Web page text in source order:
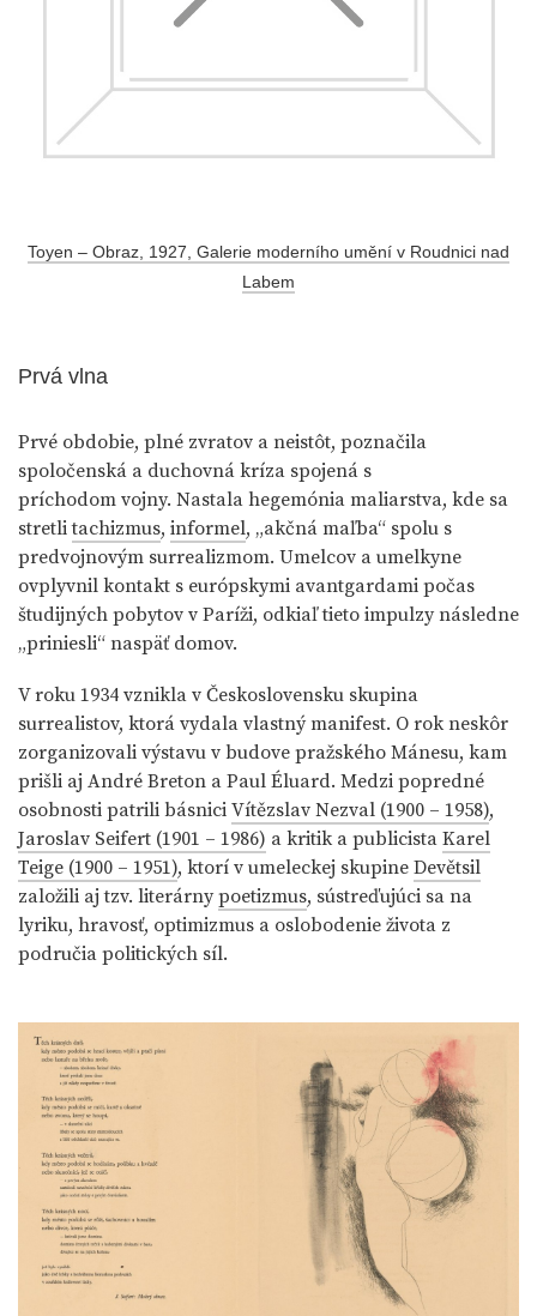
Toyen – Obraz, 1927, Galerie moderního umění v Roudnici nad
Labem
Prvá vlna
Prvé obdobie, plné zvratov a neistôt, poznačila
spoločenská a duchovná kríza spojená s
príchodom vojny. Nastala hegemónia maliarstva, kde sa
stretlitachizmus, informel, „akčná maľba“ spolu s
predvojnovým surrealizmom. Umelcov a umelkyne
ovplyvnil kontakt s európskymi avantgardami počas
študijných pobytov v Paríži, odkiaľ tieto impulzy následne
„priniesli“ naspäť domov.
V roku 1934 vznikla v Československu skupina
surrealistov, ktorá vydala vlastný manifest. O rok neskôr
zorganizovali výstavu v budove pražského Mánesu, kam
prišli aj André Breton a Paul Éluard. Medzi popredné
osobnosti patrili básnici Vítězslav Nezval (1900 – 1958),
Jaroslav Seifert (1901 – 1986) a kritik a publicista Karel
Teige (1900 – 1951), ktorí v umeleckej skupine Devětsil
založili aj tzv. literárnypoetizmus, sústreďujúci sa na
lyriku, hravosť, optimizmus a oslobodenie života z
područia politických síl.